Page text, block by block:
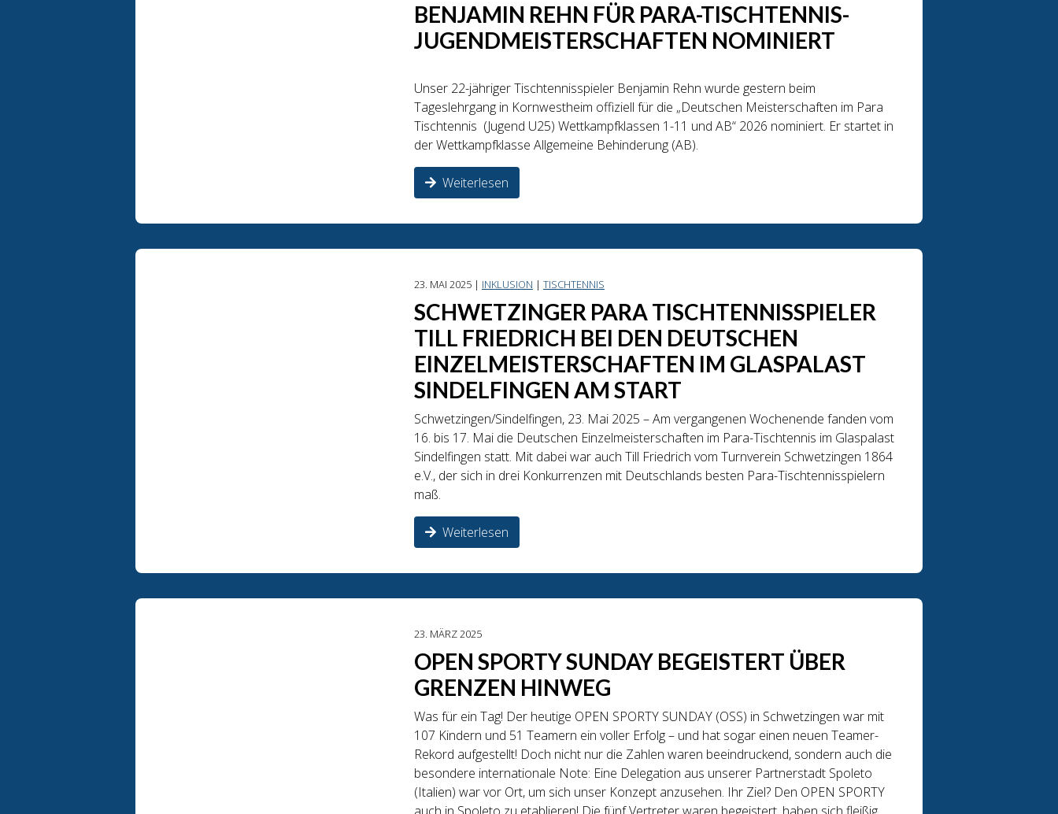
BENJAMIN REHN FÜR PARA-TISCHTENNIS-
JUGENDMEISTERSCHAFTEN NOMINIERT
Unser 22-jähriger Tischtennisspieler Benjamin Rehn wurde gestern beim
Tageslehrgang in Kornwestheim offiziell für die „Deutschen Meisterschaften im Para
Tischtennis (Jugend U25) Wettkampfklassen 1-11 und AB“ 2026 nominiert. Er startet in
der Wettkampfklasse Allgemeine Behinderung (AB).
Weiterlesen
23. MAI 2025 | INKLUSION | TISCHTENNIS
SCHWETZINGER PARA TISCHTENNISSPIELER
TILL FRIEDRICH BEI DEN DEUTSCHEN
EINZELMEISTERSCHAFTEN IM GLASPALAST
SINDELFINGEN AM START
Schwetzingen/Sindelfingen, 23. Mai 2025 – Am vergangenen Wochenende fanden vom
16. bis 17. Mai die Deutschen Einzelmeisterschaften im Para-Tischtennis im Glaspalast
Sindelfingen statt. Mit dabei war auch Till Friedrich vom Turnverein Schwetzingen 1864
e.V., der sich in drei Konkurrenzen mit Deutschlands besten Para-Tischtennisspielern
maß.
Weiterlesen
23. MÄRZ 2025
OPEN SPORTY SUNDAY BEGEISTERT ÜBER
GRENZEN HINWEG
Was für ein Tag! Der heutige OPEN SPORTY SUNDAY (OSS) in Schwetzingen war mit
107 Kindern und 51 Teamern ein voller Erfolg – und hat sogar einen neuen Teamer-
Rekord aufgestellt! Doch nicht nur die Zahlen waren beeindruckend, sondern auch die
besondere internationale Note: Eine Delegation aus unserer Partnerstadt Spoleto
(Italien) war vor Ort, um sich unser Konzept anzusehen. Ihr Ziel? Den OPEN SPORTY